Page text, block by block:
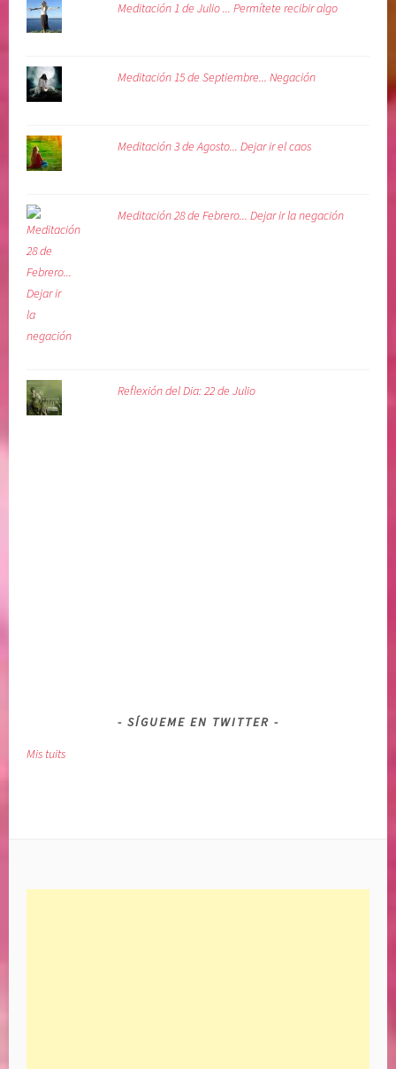
Meditación 1 de Julio ... Permítete recibir algo
Meditación 15 de Septiembre... Negación
Meditación 3 de Agosto... Dejar ir el caos
Meditación 28 de Febrero... Dejar ir la negación
Reflexión del Dia: 22 de Julio
SÍGUEME EN TWITTER
Mis tuits